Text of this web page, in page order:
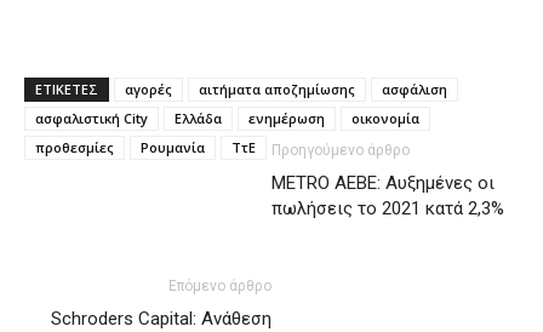
ΕΤΙΚΕΤΕΣ αγορές αιτήματα αποζημίωσης
ασφάλιση
ασφαλιστική City
Ελλάδα ενημέρωση
οικονομία
προθεσμίες
Ρουμανία ΤτΕ Προηγούμενο άρθρο
METRO ΑΕΒΕ: Αυξημένες οι
πωλήσεις το 2021 κατά 2,3%
Επόμενο άρθρο
Schroders Capital: Ανάθεση